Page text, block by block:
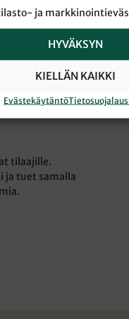
ja
HYVÄKSYN
KIELLÄN KAIKKI
Evästekäytäntö
etua; pahoja
Jobin
lahja. Tätä asiaa
johtuvan Jumalan
tilaajille.
ja tuet samalla